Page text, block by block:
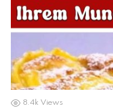
8.4k Views